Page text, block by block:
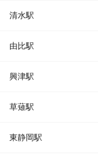
清水駅
由比駅
興津駅
草薙駅
東静岡駅